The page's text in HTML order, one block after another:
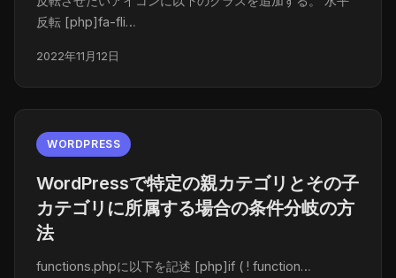
反転 [php]fa-fli…
2022年11月12日
WORDPRESS
WordPressで特定の親カテゴリとその子
カテゴリに所属する場合の条件分岐の方
法
functions.phpに以下を記述 [php]if ( ! function…